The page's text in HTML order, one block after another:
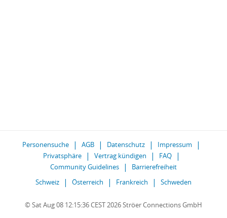
Personensuche AGB Datenschutz
Impressum
Privatsphäre
Vertrag kündigen
FAQ
Community Guidelines
Barrierefreiheit
Schweiz
Österreich Frankreich Schweden
© Sat Aug 08 12:15:36 CEST 2026 Ströer Connections GmbH